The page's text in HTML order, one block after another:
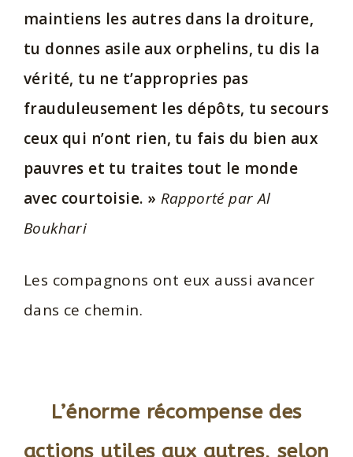
maintiens les autres dans la droiture,
tu donnes asile aux orphelins, tu dis la
vérité, tu ne t’appropries pas
frauduleusement les dépôts, tu secours
ceux qui n’ont rien, tu fais du bien aux
pauvres et tu traites tout le monde
avec courtoisie. » Rapporté par Al
Boukhari
Les compagnons ont eux aussi avancer
dans ce chemin.
L’énorme récompense des
actions utiles aux autres, selon